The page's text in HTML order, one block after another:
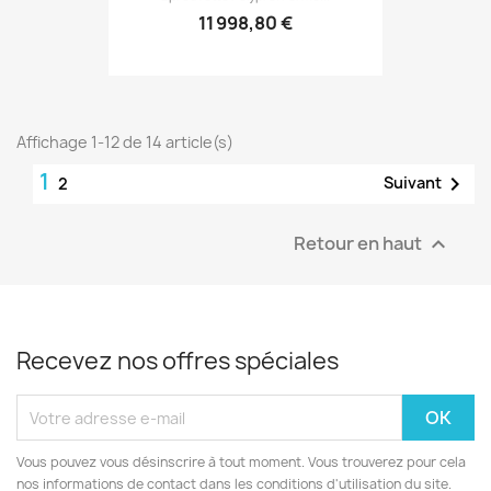
11 998,80 €
Affichage 1-12 de 14 article(s)
1 2 Suivant 
Retour en haut 
Recevez nos offres spéciales
Vous pouvez vous désinscrire à tout moment. Vous trouverez pour cela
nos informations de contact dans les conditions d'utilisation du site.